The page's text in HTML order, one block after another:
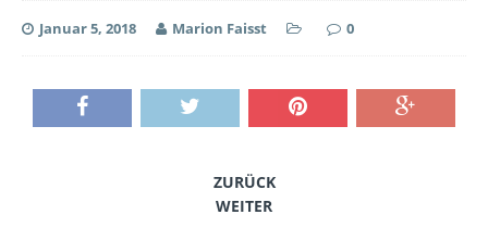
Januar 5, 2018 Marion Faisst 0
ZURÜCK
WEITER